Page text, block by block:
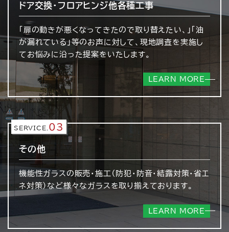
ドア交換・フロアヒンジ他各種工事
「扉の動きが悪くなってきたので取り替えたい、」「油
が漏れている」等のお声に対して、現地調査を実施し
てお悩みに沿った提案をいたします。
LEARN MORE
SERVICE. 03
その他
機能性ガラスの販売・施工（防犯・防音・結露対策・省エ
ネ対策）など様々なガラスを取り揃えております。
LEARN MORE